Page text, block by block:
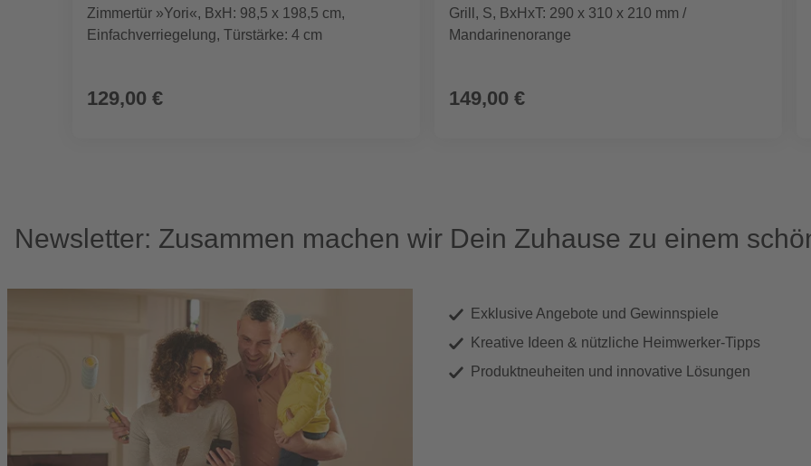
Zimmertür »Yori«, BxH: 98,5 x 198,5 cm,
Einfachverriegelung, Türstärke: 4 cm
129,00 €
Grill, S, BxHxT: 290 x 310 x 210 mm /
Mandarinenorange
149,00 €
Newsletter: Zusammen machen wir Dein Zuhause zu einem
Exklusive Angebote und Gewinnspiele
Kreative Ideen & nützliche Heimwerker-Tipps
Produktneuheiten und innovative Lösungen